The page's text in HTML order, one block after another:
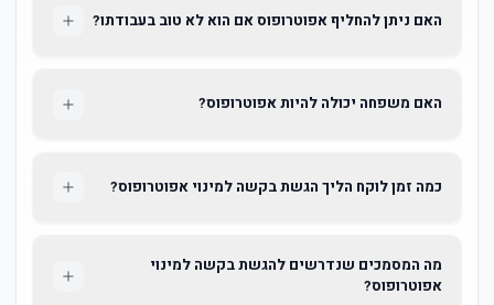
האם ניתן להחליף אפוטרופוס אם הוא לא טוב בעבודתו?
האם משפחה יכולה להיות אפוטרופוס?
כמה זמן לוקח הליך הגשת בקשה למינוי אפוטרופוס?
מה המסמכים שנדרשים להגשת בקשה למינוי
אפוטרופוס?